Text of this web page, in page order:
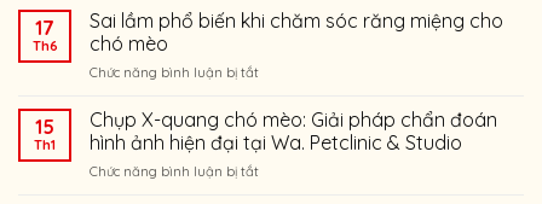
TIN
KHÁCH
bệnh
chó
dễ
vào
mùa
mưa
17
Th6
Sai lầm phổ biến khi chăm sóc răng miệng cho
chó mèo
Chức năng bình luận bị tắtở
lầm
phổ
biến
khi
15
Th1
Chụp X-quang chó mèo: Giải pháp chẩn đoán
hình ảnh hiện đại tại Wa. Petclinic & Studio
Chức năng bình luận bị tắtở